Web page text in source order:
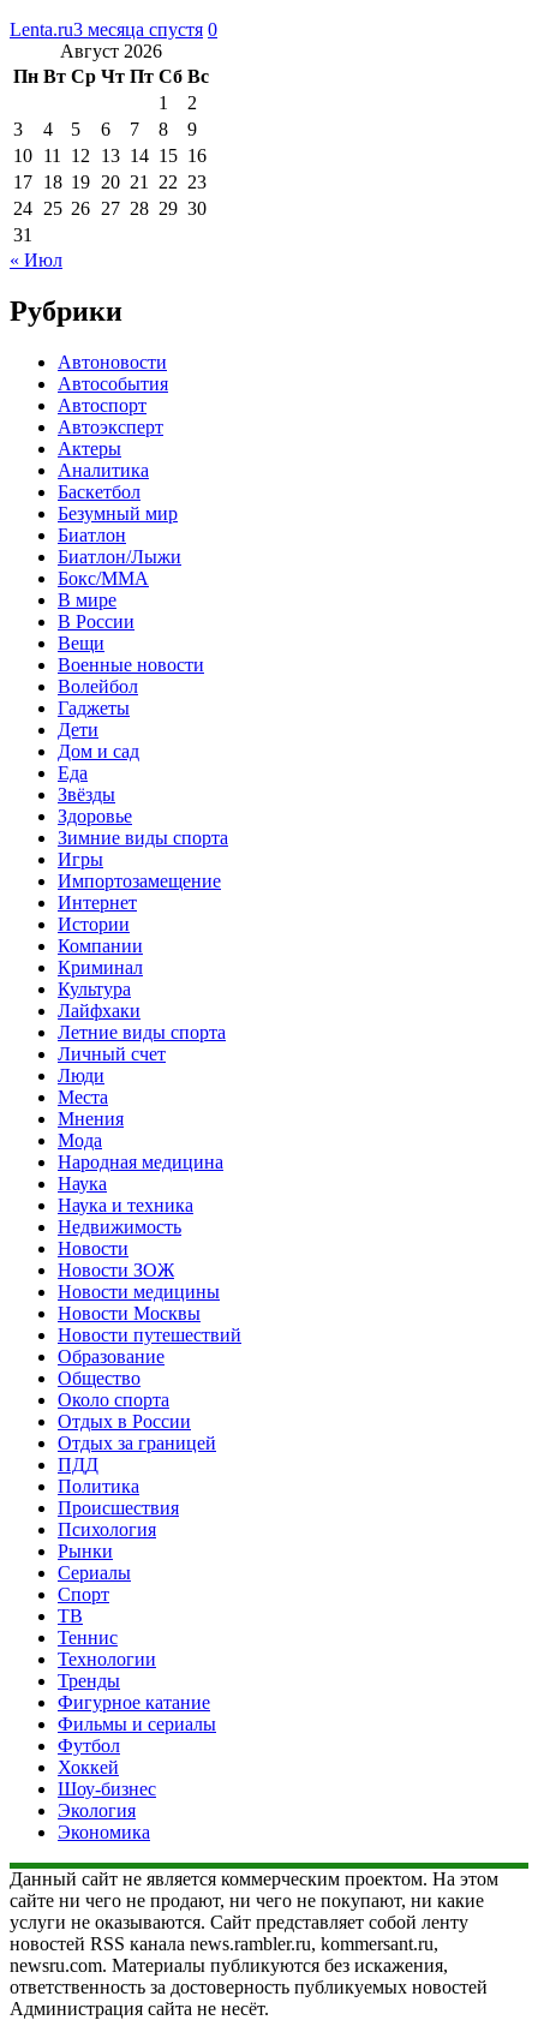
Lenta.ru3 месяца спустя 0
Август 2026
Пн Вт Ср Чт Пт Сб Вс
1
2
3
4 5 6 7 8
9
10 11 12 13 14 15 16
17 18 19 20 21 22 23
24 25 26 27 28 29 30
31
« Июл
Рубрики
Автоновости
Автособытия
Автоспорт
Автоэксперт
Актеры
Аналитика
Баскетбол
Безумный мир
Биатлон
Биатлон/Лыжи
Бокс/MMA
В мире
В России
Вещи
Военные новости
Волейбол
Гаджеты
Дети
Дом и сад
Еда
Звёзды
Здоровье
Зимние виды спорта
Игры
Импортозамещение
Интернет
Истории
Компании
Криминал
Культура
Лайфхаки
Летние виды спорта
Личный счет
Люди
Места
Мнения
Мода
Народная медицина
Наука
Наука и техника
Недвижимость
Новости
Новости ЗОЖ
Новости медицины
Новости Москвы
Новости путешествий
Образование
Общество
Около спорта
Отдых в России
Отдых за границей
ПДД
Политика
Происшествия
Психология
Рынки
Сериалы
Спорт
ТВ
Теннис
Технологии
Тренды
Фигурное катание
Фильмы и сериалы
Футбол
Хоккей
Шоу-бизнес
Экология
Экономика
Данный сайт не является коммерческим проектом. На этом
сайте ни чего не продают, ни чего не покупают, ни какие
услуги не оказываются. Сайт представляет собой ленту
новостей RSS канала news.rambler.ru, kommersant.ru,
newsru.com. Материалы публикуются без искажения,
ответственность за достоверность публикуемых новостей
Администрация сайта не несёт.